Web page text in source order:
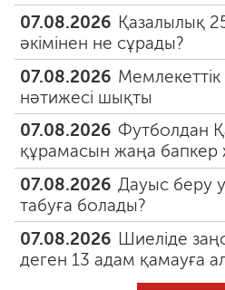
07.08.2026 Қазалылық
әкімінен не сұрады?
07.08.2026
нәтижесі шықты
07.08.2026 Футболдан
құрамасын жаңа бапкер
07.08.2026 Дауыс беру
табуға болады?
07.08.2026 Шиеліде
деген 13 адам қамауға